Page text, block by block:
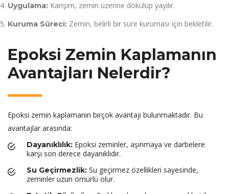
Uygulama: Karışım, zemin üzerine dökülüp yayılır.
Kuruma Süreci: Zemin, belirli bir süre kuruması için bekletilir.
Epoksi Zemin Kaplamanın
Avantajları Nelerdir?
Epoksi zemin kaplamanın birçok avantajı bulunmaktadır. Bu
avantajlar arasında:
Dayanıklılık: Epoksi zeminler, aşınmaya ve darbelere
karşı son derece dayanıklıdır.
Su Geçirmezlik: Su geçirmez özellikleri sayesinde,
zeminler uzun ömürlü olur.